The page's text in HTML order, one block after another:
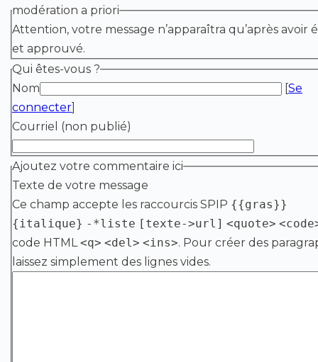
modération a priori
Attention, votre message n’apparaîtra qu’après avoir
et approuvé.
Qui êtes-vous ?
Nom
[Se
connecter]
Courriel (non publié)
Ajoutez votre commentaire ici
Texte de votre message
Ce champ accepte les raccourcis SPIP {{gras}}
{italique} -*liste [texte->url] <quote>
code HTML<q> <del> <ins>. Pour créer des
laissez simplement des lignes vides.